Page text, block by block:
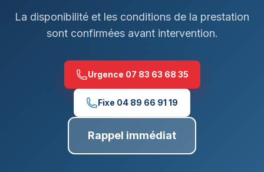
La disponibilité et les conditions de la prestation
sont confirmées avant intervention.
Urgence 07 83 63 68 35
Fixe 04 89 66 91 19
Rappel immédiat